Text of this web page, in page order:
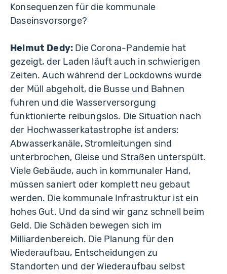
Konsequenzen für die kommunale
Daseinsvorsorge?
Helmut Dedy: Die Corona-Pandemie hat
gezeigt, der Laden läuft auch in schwierigen
Zeiten. Auch während der Lockdowns wurde
der Müll abgeholt, die Busse und Bahnen
fuhren und die Wasserversorgung
funktionierte reibungslos. Die Situation nach
der Hochwasserkatastrophe ist anders:
Abwasserkanäle, Stromleitungen sind
unterbrochen, Gleise und Straßen unterspült.
Viele Gebäude, auch in kommunaler Hand,
müssen saniert oder komplett neu gebaut
werden. Die kommunale Infrastruktur ist ein
hohes Gut. Und da sind wir ganz schnell beim
Geld. Die Schäden bewegen sich im
Milliardenbereich. Die Planung für den
Wiederaufbau, Entscheidungen zu
Standorten und der Wiederaufbau selbst